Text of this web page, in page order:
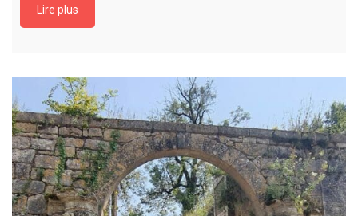
Lire plus